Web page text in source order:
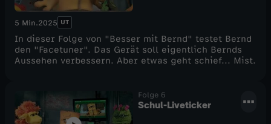
5 Min.2025 UT
In dieser Folge von "Besser mit Bernd" testet Bernd
den "Facetuner". Das Gerät soll eigentlich Bernds
Aussehen verbessern. Aber etwas geht schief... Mist.
Folge 6
Schul-Liveticker